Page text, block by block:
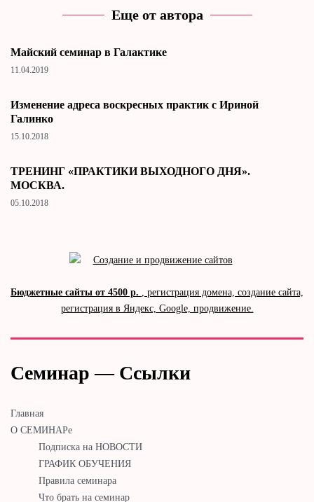
Еще от автора
Майский семинар в Галактике
11.04.2019
Изменение адреса воскресных практик с Ириной
Галинко
15.10.2018
ТРЕНИНГ «ПРАКТИКИ ВЫХОДНОГО ДНЯ».
МОСКВА.
05.10.2018
Бюджетные сайты от 4500 р.
, регистрация домена, создание сайта,
регистрация в Яндекс, Google, продвижение.
Семинар — Ссылки
Главная
О СЕМИНАРе
Подписка на НОВОСТИ
ГРАФИК ОБУЧЕНИЯ
Правила семинара
Что брать на семинар